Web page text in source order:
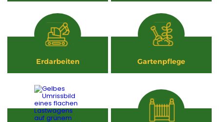
Erdarbeiten Gartenpflege